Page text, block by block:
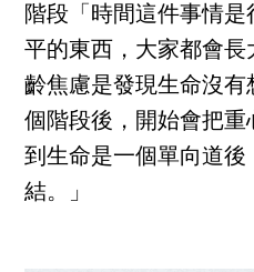
階段「時間這件事情
平的東西，大家都會
齡焦慮是發現生命沒
個階段後，開始會把重
到生命是一個單向道後
結。」